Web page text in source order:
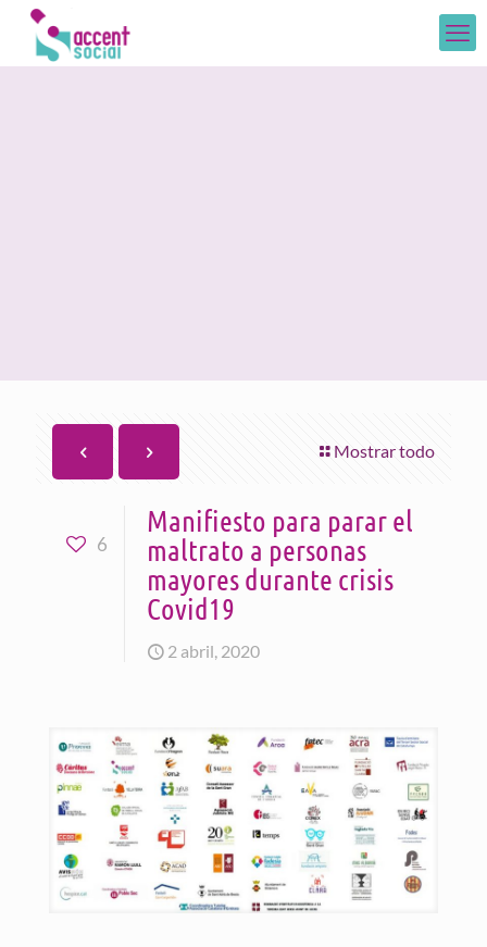
Mostrar todo
6
Manifiesto para parar el
maltrato a personas
mayores durante crisis
Covid19
2 abril, 2020